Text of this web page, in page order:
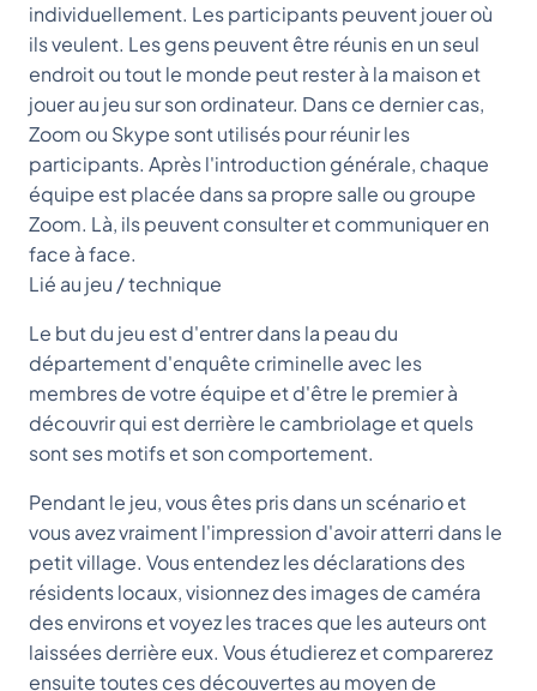
individuellement. Les participants peuvent jouer où
ils veulent. Les gens peuvent être réunis en un seul
endroit ou tout le monde peut rester à la maison et
jouer au jeu sur son ordinateur. Dans ce dernier cas,
Zoom ou Skype sont utilisés pour réunir les
participants. Après l'introduction générale, chaque
équipe est placée dans sa propre salle ou groupe
Zoom. Là, ils peuvent consulter et communiquer en
face à face.
Lié au jeu / technique
Le but du jeu est d'entrer dans la peau du
département d'enquête criminelle avec les
membres de votre équipe et d'être le premier à
découvrir qui est derrière le cambriolage et quels
sont ses motifs et son comportement.
Pendant le jeu, vous êtes pris dans un scénario et
vous avez vraiment l'impression d'avoir atterri dans le
petit village. Vous entendez les déclarations des
résidents locaux, visionnez des images de caméra
des environs et voyez les traces que les auteurs ont
laissées derrière eux. Vous étudierez et comparerez
ensuite toutes ces découvertes au moyen de